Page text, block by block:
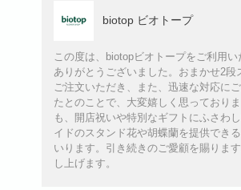
biotop ビオトープ
この度は、biotopビオトープをご利用い
ありがとうございました。おまかせ2段
ご注文いただき、また、迅速な対応に
たとのことで、大変嬉しく思っており
も、開店祝いや特別なギフトにふさわ
イドのスタンド花や胡蝶蘭を提供でき
いります。引き続きのご愛顧を賜りま
し上げます。